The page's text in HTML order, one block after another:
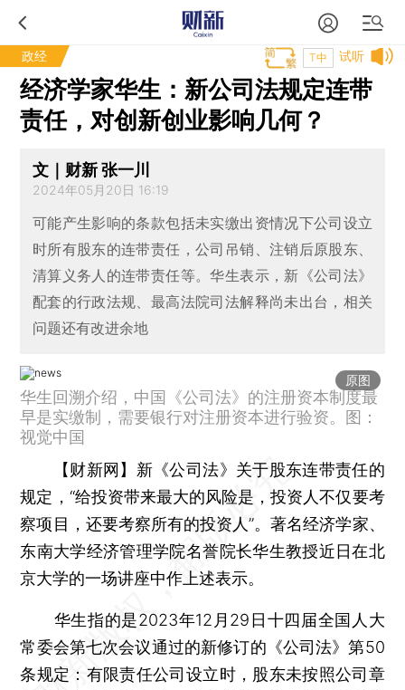
政经 试听
T中
经济学家华生：新公司法规定连带
责任，对创新创业影响几何？
文｜财新 张一川
2024年05月20日 16:19
可能产生影响的条款包括未实缴出资情况下公司设立
时所有股东的连带责任，公司吊销、注销后原股东、
清算义务人的连带责任等。华生表示，新《公司法》
配套的行政法规、最高法院司法解释尚未出台，相关
问题还有改进余地
原图
华生回溯介绍，中国《公司法》的注册资本制度最
早是实缴制，需要银行对注册资本进行验资。图：
视觉中国
【财新网】 新《公司法》关于股东连带责任的
规定，“给投资带来最大的风险是，投资人不仅要考
察项目，还要考察所有的投资人”。著名经济学家、
东南大学经济管理学院名誉院长华生教授近日在北
京大学的一场讲座中作上述表示。
华生指的是2023年12月29日十四届全国人大
常委会第七次会议通过的新修订的《公司法》第50
条规定：有限责任公司设立时，股东未按照公司章